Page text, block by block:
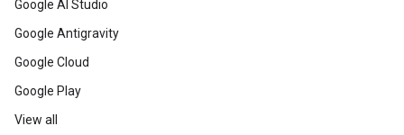
Google AI Studio
Google Antigravity
Google Cloud
Google Play
View all